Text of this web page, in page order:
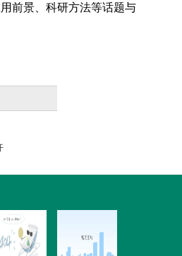
前景、科研方法等话题与